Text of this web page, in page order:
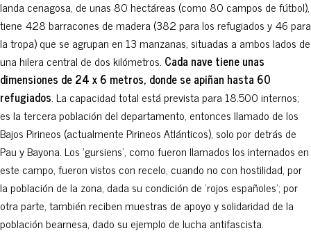
landa cenagosa, de unas 80 hectáreas (como 80 campos de fútbol),
tiene 428 barracones de madera (382 para los refugiados y 46 para
la tropa) que se agrupan en 13 manzanas, situadas a ambos lados de
una hilera central de dos kilómetros. Cada nave tiene unas
dimensiones de 24 x 6 metros, donde se apiñan hasta 60
refugiados. La capacidad total está prevista para 18.500 internos;
es la tercera población del departamento, entonces llamado de los
Bajos Pirineos (actualmente Pirineos Atlánticos), solo por detrás de
Pau y Bayona. Los ‘gursiens’, como fueron llamados los internados en
este campo, fueron vistos con recelo, cuando no con hostilidad, por
la población de la zona, dada su condición de ‘rojos españoles’; por
otra parte, también reciben muestras de apoyo y solidaridad de la
población bearnesa, dado su ejemplo de lucha antifascista.